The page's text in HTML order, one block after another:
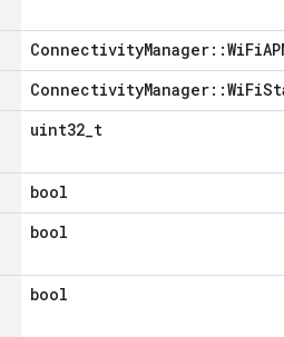
uint32_t
bool
bool
bool